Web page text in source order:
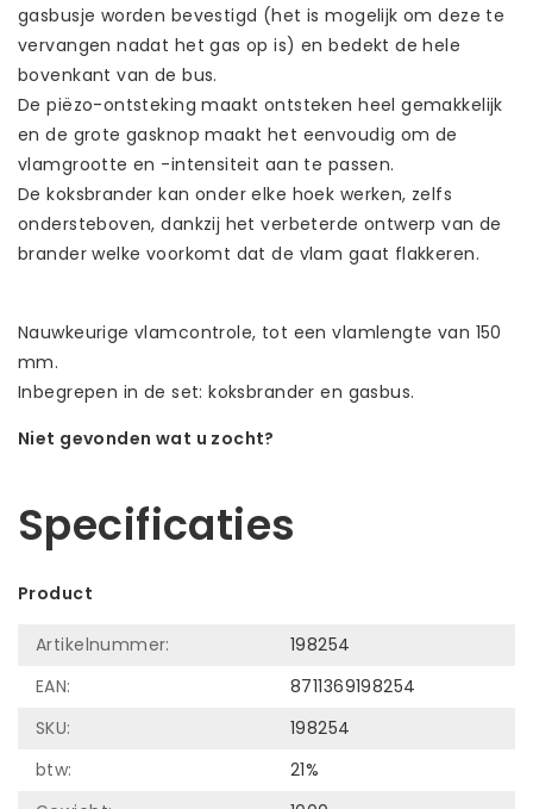
gasbusje worden bevestigd (het is mogelijk om deze te
vervangen nadat het gas op is) en bedekt de hele
bovenkant van de bus.
De piëzo-ontsteking maakt ontsteken heel gemakkelijk
en de grote gasknop maakt het eenvoudig om de
vlamgrootte en -intensiteit aan te passen.
De koksbrander kan onder elke hoek werken, zelfs
ondersteboven, dankzij het verbeterde ontwerp van de
brander welke voorkomt dat de vlam gaat flakkeren.
Nauwkeurige vlamcontrole, tot een vlamlengte van 150
mm.
Inbegrepen in de set: koksbrander en gasbus.
Niet gevonden wat u zocht?
Specificaties
Product
Artikelnummer:
198254
EAN:
8711369198254
SKU:
198254
btw:
21%